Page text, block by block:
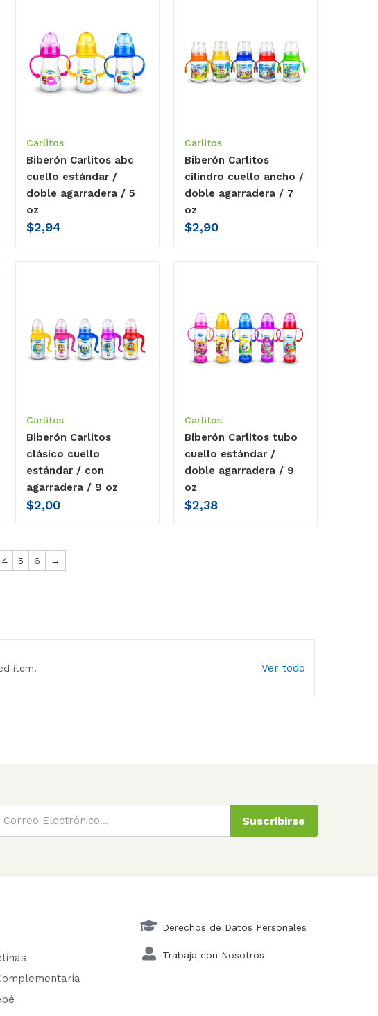
Carlitos
Biberón Carlitos abc
cuello estándar /
doble agarradera / 5
oz
$2,94
Carlitos
Biberón Carlitos
cilindro cuello ancho /
doble agarradera / 7
oz
$2,90
Carlitos
Biberón Carlitos
clásico cuello
estándar / con
agarradera / 9 oz
$2,00
Carlitos
Biberón Carlitos tubo
cuello estándar /
doble agarradera / 9
oz
$2,38
4 5 6 →
item. Ver todo
Suscribirse
Derechos de Datos Personales
Trabaja con Nosotros